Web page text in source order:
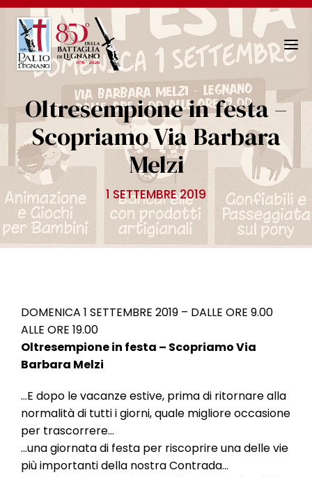
N
v
i
i
o
n
T
Oltresempione in festa –
Scopriamo Via Barbara
Melzi
1 SETTEMBRE 2019
DOMENICA 1 SETTEMBRE 2019 – DALLE ORE 9.00
ALLE ORE 19.00
Oltresempione in festa – Scopriamo Via
Barbara Melzi
…E dopo le vacanze estive, prima di ritornare alla
normalità di tutti i giorni, quale migliore occasione
per trascorrere…
…una giornata di festa per riscoprire una delle vie
più importanti della nostra Contrada…